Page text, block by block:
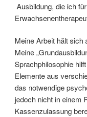
Ausbildung, die ich
Meine Arbeit hält sich
Meine
Sprachphilosophie
Elemente aus
das notwendige
jedoch nicht in einem
Kassenzulassung